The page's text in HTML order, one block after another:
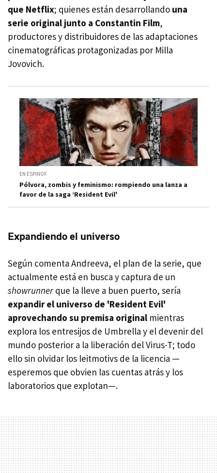
que Netflix; quienes están desarrollando una
serie original junto a Constantin Film,
productores y distribuidores de las adaptaciones
cinematográficas protagonizadas por Milla
Jovovich.
EN ESPINOF
Pólvora, zombis y feminismo: rompiendo una lanza a
favor de la saga ‘Resident Evil'
Expandiendo el universo
Según comenta Andreeva, el plan de la serie, que
actualmente está en busca y captura de un
showrunner que la lleve a buen puerto, sería
expandir el universo de 'Resident Evil'
aprovechando su premisa original mientras
explora los entresijos de Umbrella y el devenir del
mundo posterior a la liberación del Virus-T; todo
ello sin olvidar los leitmotivs de la licencia —
esperemos que obvien las cuentas atrás y los
laboratorios que explotan—.